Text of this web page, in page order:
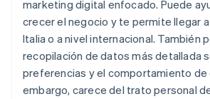
marketing digital enfocado. Puede
crecer el negocio y te permite llegar
Italia o a nivel internacional. También
recopilación de datos más detallada
preferencias y el comportamiento de
embargo, carece del trato personal